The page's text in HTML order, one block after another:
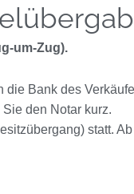
um-Zug).
Bank des
den Notar kurz.
statt.